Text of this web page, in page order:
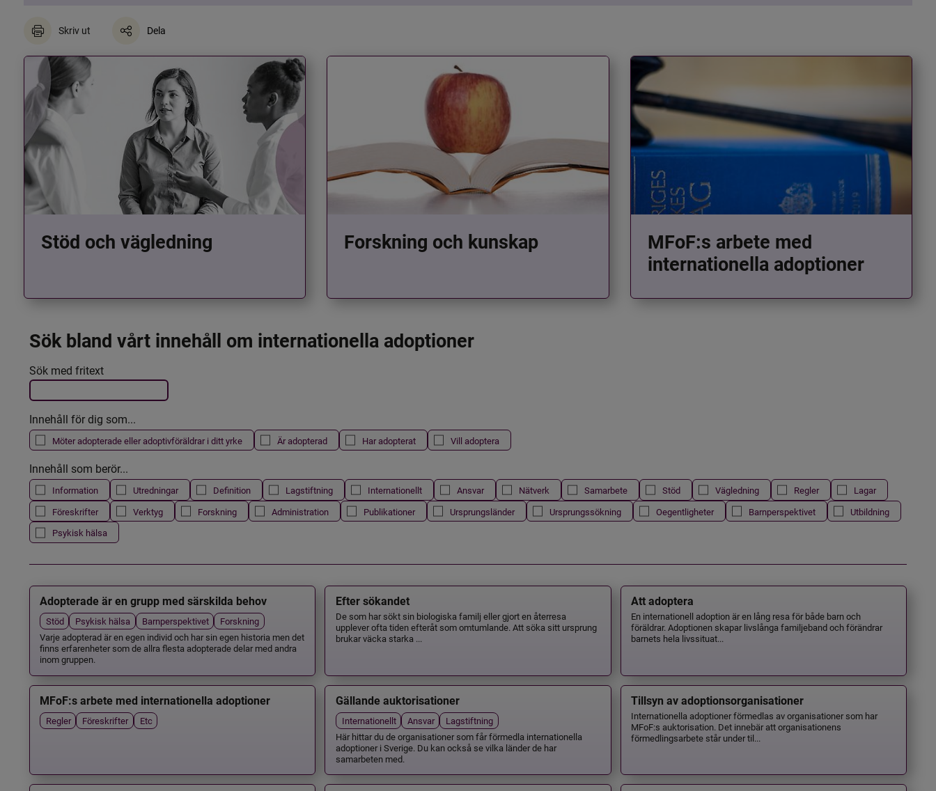
Skriv ut Dela
Stöd och vägledning Forskning och kunskap
MFoF:s arbete med
internationella adoptioner
Sök bland vårt innehåll om internationella adoptioner
Filtrera resultatet
Det här formuläret postas automatiskt
Sök med fritext
Innehåll för dig som...
Möter adopterade eller adoptivföräldrar i ditt yrke Är adopterad Har adopterat Vill adoptera
Innehåll som berör...
Information Utredningar Definition Lagstiftning Internationellt Ansvar Nätverk Samarbete Stöd Vägledning Regler
Lagar
Föreskrifter
Verktyg Forskning Administration Publikationer Ursprungsländer Ursprungssökning Oegentligheter Barnperspektivet
Utbildning
Psykisk hälsa
Adopterade är en grupp med särskilda behov
Stöd Psykisk hälsa Barnperspektivet
Forskning
Varje adopterad är en egen individ och har sin egen historia men det
finns erfarenheter som de allra flesta adopterade delar med andra
inom gruppen.
Efter sökandet
De som har sökt sin biologiska familj eller gjort en återresa
upplever ofta tiden efteråt som omtumlande. Att söka sitt ursprung
brukar väcka starka ...
Att adoptera
En internationell adoption är en lång resa för både barn och
föräldrar. Adoptionen skapar livslånga familjeband och förändrar
barnets hela livssituat...
MFoF:s arbete med internationella adoptioner
Regler Föreskrifter Etc
Gällande auktorisationer
Internationellt Ansvar
Lagstiftning
Här hittar du de organisationer som får förmedla internationella
adoptioner i Sverige. Du kan också se vilka länder de har
samarbeten med.
Tillsyn av adoptionsorganisationer
Internationella adoptioner förmedlas av organisationer som har
MFoF:s auktorisation. Det innebär att organisationens
förmedlingsarbete står under til...